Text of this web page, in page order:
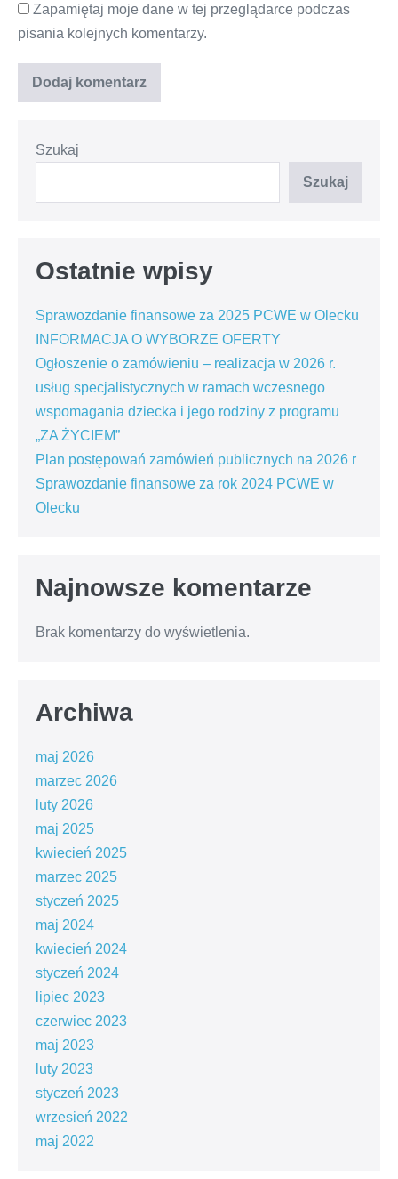
Zapamiętaj moje dane w tej przeglądarce podczas
pisania kolejnych komentarzy.
Szukaj
Szukaj
Ostatnie wpisy
Sprawozdanie finansowe za 2025 PCWE w Olecku
INFORMACJA O WYBORZE OFERTY
Ogłoszenie o zamówieniu – realizacja w 2026 r.
usług specjalistycznych w ramach wczesnego
wspomagania dziecka i jego rodziny z programu
„ZA ŻYCIEM”
Plan postępowań zamówień publicznych na 2026 r
Sprawozdanie finansowe za rok 2024 PCWE w
Olecku
Najnowsze komentarze
Brak komentarzy do wyświetlenia.
Archiwa
maj 2026
marzec 2026
luty 2026
maj 2025
kwiecień 2025
marzec 2025
styczeń 2025
maj 2024
kwiecień 2024
styczeń 2024
lipiec 2023
czerwiec 2023
maj 2023
luty 2023
styczeń 2023
wrzesień 2022
maj 2022